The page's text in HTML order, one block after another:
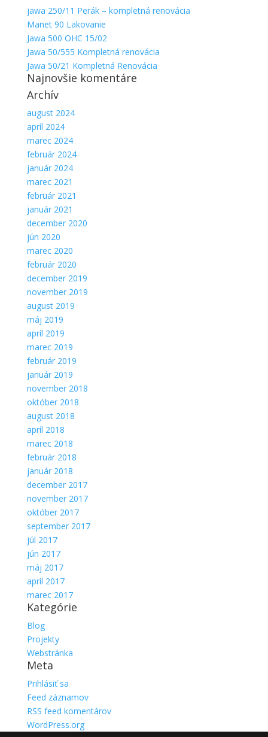
jawa 250/11 Perák – kompletná renovácia
Manet 90 Lakovanie
Jawa 500 OHC 15/02
Jawa 50/555 Kompletná renovácia
Jawa 50/21 Kompletná Renovácia
Najnovšie komentáre
Archív
august 2024
apríl 2024
marec 2024
február 2024
január 2024
marec 2021
február 2021
január 2021
december 2020
jún 2020
marec 2020
február 2020
december 2019
november 2019
august 2019
máj 2019
apríl 2019
marec 2019
február 2019
január 2019
november 2018
október 2018
august 2018
apríl 2018
marec 2018
február 2018
január 2018
december 2017
november 2017
október 2017
september 2017
júl 2017
jún 2017
máj 2017
apríl 2017
marec 2017
Kategórie
Blog
Projekty
Webstránka
Meta
Prihlásiť sa
Feed záznamov
RSS feed komentárov
WordPress.org